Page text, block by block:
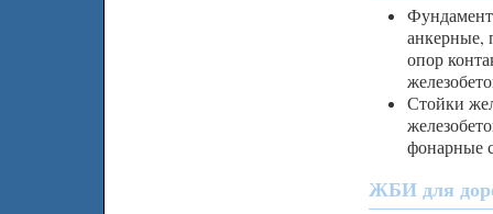
анкерные,
опор
Стойки
фонарные
ЖБИ для